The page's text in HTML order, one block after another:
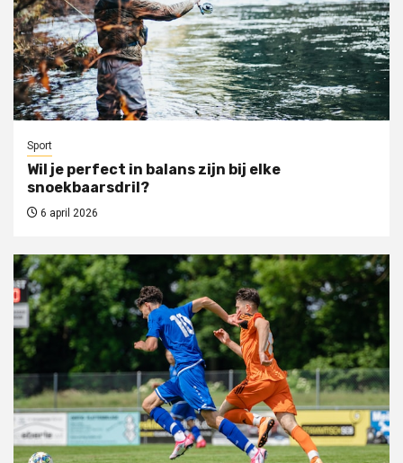
Sport
Wil je perfect in balans zijn bij elke
snoekbaarsdril?
6 april 2026